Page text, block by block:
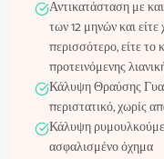
Αντικατάσταση με
των 12 μηνών και
περισσότερο, είτε
προτεινόμενης
Κάλυψη Θραύσης
περιστατικό, χωρίς
Κάλυψη
ασφαλισμένο όχημα